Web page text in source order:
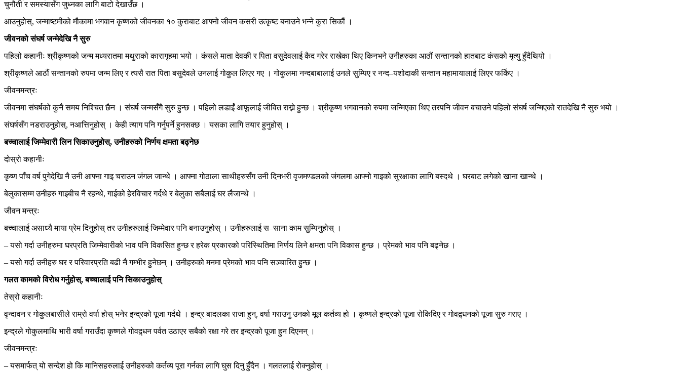
चुनौती र समस्यासँग जुध्नका लागि बाटो देखाउँछ ।
आउनुहोस्, जन्माष्टमीको मौकामा भगवान कृष्णको जीवनका १० कुराबाट आफ्नो जीवन कसरी उत्कृष्ट बनाउने भन्ने कुरा सिकौं ।
जीवनको संघर्ष जन्मेदेखि नै सुरु
पहिलो कहानीः श्रीकृष्णको जन्म मध्यरातमा मथुराको कारागृहमा भयो । कंसले माता देवकी र पिता वसुदेवलाई कैद गरेर राखेका थिए किनभने उनीहरुका आठौं सन्तानको हातबाट कंसको मृत्यु हुँदैथियो ।
श्रीकृष्णले आठौं सन्तानको रुपमा जन्म लिए र त्यसै रात पिता बसुदेवले उनलाई गोकुल लिएर गए । गोकुलमा नन्दबाबालाई उनले सुम्पिए र नन्द–यशोदाकी सन्तान महामायालाई लिएर फर्किए ।
जीवनमन्त्रः
जीवनमा संघर्षको कुनै समय निश्चित छैन । संघर्ष जन्मसँगै सुरु हुन्छ । पहिलो लडाईं आफूलाई जीवित राख्ने हुन्छ । श्रीकृष्ण भगवानको रुपमा जन्मिएका थिए तरपनि जीवन बचाउने पहिलो संघर्ष जन्मिएको रातदेखि नै सुरु भयो ।
संघर्षसँग नडराउनुहोस्, नआत्तिनुहोस् । केही त्याग पनि गर्नुपर्ने हुनसक्छ । यसका लागि तयार हुनुहोस् ।
बच्चालाई जिम्मेवारी लिन सिकाउनुहोस्, उनीहरुको निर्णय क्षमता बढ्नेछ
दोस्रो कहानीः
कृष्ण पाँच वर्ष पुगेदेखि नै उनी आफ्ना गाइ चराउन जंगल जान्थे । आफ्ना गोठाला साथीहरुसँग उनी दिनभरी वृजमण्डलको जंगलमा आफ्नो गाइको सुरक्षाका लागि बस्दथे । घरबाट लगेको खाना खान्थे ।
बेलुकासम्म उनीहरु गाइबीच नै रहन्थे, गाईको हेरविचार गर्दथे र बेलुका सबैलाई घर लैजान्थे ।
जीवन मन्त्रः
बच्चालाई असाध्यै माया प्रेम दिनुहोस् तर उनीहरुलाई जिम्मेवार पनि बनाउनुहोस् । उनीहरुलाई स–साना काम सुम्पिनुहोस् ।
– यसो गर्दा उनीहरुमा घरप्रति जिम्मेवारीको भाव पनि विकसित हुन्छ र हरेक प्रकारको परिस्थितिमा निर्णय लिने क्षमता पनि विकास हुन्छ । प्रेमको भाव पनि बढ्नेछ ।
– यसो गर्दा उनीहरु घर र परिवारप्रति बढी नै गम्भीर हुनेछन् । उनीहरुको मनमा प्रेमको भाव पनि सञ्चारित हुन्छ ।
गलत कामको विरोध गर्नुहोस्, बच्चालाई पनि सिकाउनुहोस्
तेस्रो कहानीः
वृन्दावन र गोकुलबासीले राम्रो वर्षा होस् भनेर इन्द्रको पूजा गर्दथे । इन्द्र बादलका राजा हुन्, वर्षा गराउनु उनको मूल कर्तव्य हो । कृष्णले इन्द्रको पूजा रोकिदिए र गोवद्र्धनको पूजा सुरु गराए ।
इन्द्रले गोकुलमाथि भारी वर्षा गराउँदा कृष्णले गोवद्र्धन पर्वत उठाएर सबैको रक्षा गरे तर इन्द्रको पूजा हुन दिएनन् ।
जीवनमन्त्रः
– यसमार्फत् यो सन्देश हो कि मानिसहरुलाई उनीहरुको कर्तव्य पूरा गर्नका लागि घुस दिनु हुँदैन । गलतलाई रोक्नुहोस् ।